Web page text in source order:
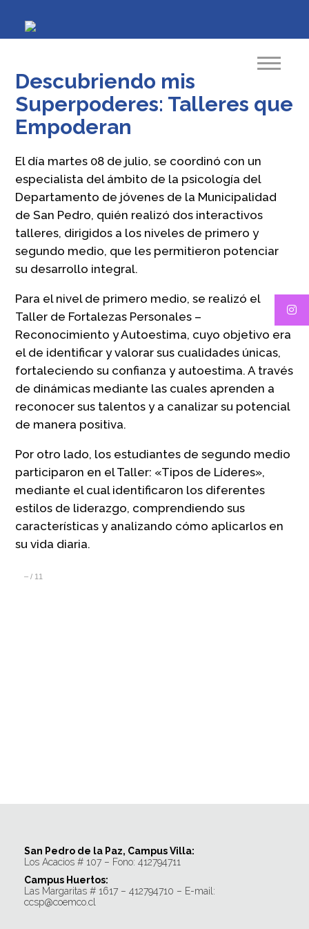
Descubriendo mis
Superpoderes: Talleres que
Empoderan
El día martes 08 de julio, se coordinó con un
especialista del ámbito de la psicología del
Departamento de jóvenes de la Municipalidad
de San Pedro, quién realizó dos interactivos
talleres, dirigidos a los niveles de primero y
segundo medio, que les permitieron potenciar
su desarrollo integral.
Para el nivel de primero medio, se realizó el
Taller de Fortalezas Personales –
Reconocimiento y Autoestima, cuyo objetivo era
el de identificar y valorar sus cualidades únicas,
fortaleciendo su confianza y autoestima. A través
de dinámicas mediante las cuales aprenden a
reconocer sus talentos y a canalizar su potencial
de manera positiva.
Por otro lado, los estudiantes de segundo medio
participaron en el Taller: «Tipos de Líderes»,
mediante el cual identificaron los diferentes
estilos de liderazgo, comprendiendo sus
características y analizando cómo aplicarlos en
su vida diaria.
– / 11
San Pedro de la Paz, Campus Villa:
Los Acacios # 107 – Fono: 412794711
Campus Huertos:
Las Margaritas # 1617 – 412794710 – E-mail:
ccsp@coemco.cl